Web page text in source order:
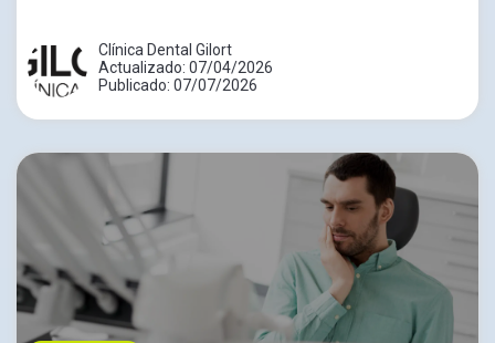
Clínica Dental Gilort
Actualizado: 07/04/2026
Publicado: 07/07/2026